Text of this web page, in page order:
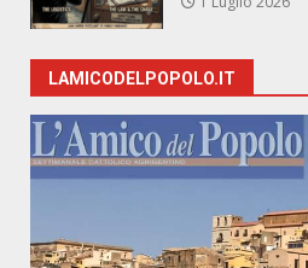
LAMICODELPOPOLO.IT